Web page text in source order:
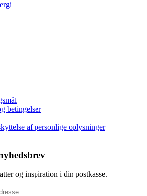
betingelser
af personlige oplysninger
og inspiration i din postkasse.